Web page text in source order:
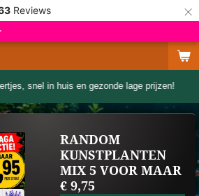
Reviews ×
snel in huis en gezonde lage prijzen!
RANDOM
KUNSTPLANTEN
MIX 5 VOOR MAAR
€ 9,75